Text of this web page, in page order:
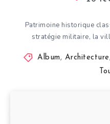
Patrimoine historique
stratégie militaire, la
Album, Architecture